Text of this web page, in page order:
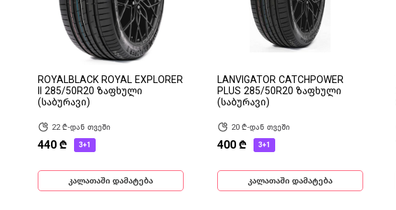
ROYALBLACK ROYAL EXPLORER
II 285/50R20 ზაფხული
(საბურავი)
22 ₾-დან თვეში
440 ₾ 3+1
კალათაში დამატება
LANVIGATOR CATCHPOWER
PLUS 285/50R20 ზაფხული
(საბურავი)
20 ₾-დან თვეში
400 ₾ 3+1
კალათაში დამატება